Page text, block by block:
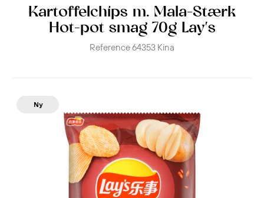
Kartoffelchips m. Mala-Stærk
Hot-pot smag 70g Lay's
Reference64353 Kina
Ny